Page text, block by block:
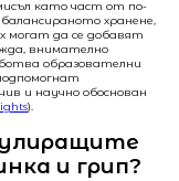
като част от по-
хранене,
могат да се добавят
внимателно
образователни
и научно обоснован
).
и грип?